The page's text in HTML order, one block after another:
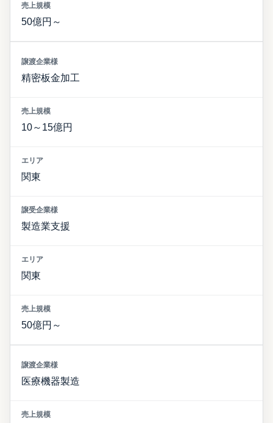
50億円～
精密板金加工
10～15億円
関東
製造業支援
関東
50億円～
医療機器製造